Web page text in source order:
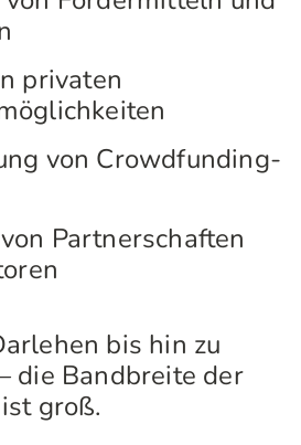
privaten
von Crowdfunding-
Partnerschaften
bis hin zu
die Bandbreite der
groß.